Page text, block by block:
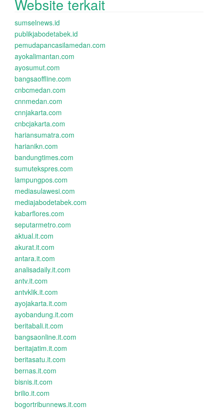
Website terkait
sumselnews.id
publikjabodetabek.id
pemudapancasilamedan.com
ayokalimantan.com
ayosumut.com
bangsaoffline.com
cnbcmedan.com
cnnmedan.com
cnnjakarta.com
cnbcjakarta.com
hariansumatra.com
harianikn.com
bandungtimes.com
sumutekspres.com
lampungpos.com
mediasulawesi.com
mediajabodetabek.com
kabarflores.com
seputarmetro.com
aktual.it.com
akurat.it.com
antara.it.com
analisadaily.it.com
antv.it.com
antvklik.it.com
ayojakarta.it.com
ayobandung.it.com
beritabali.it.com
bangsaonline.it.com
beritajatim.it.com
beritasatu.it.com
bernas.it.com
bisnis.it.com
brilio.it.com
bogortribunnews.it.com